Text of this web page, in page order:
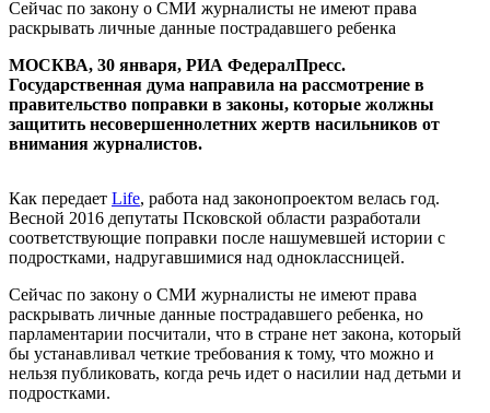
Сейчас по закону о СМИ журналисты не имеют права
раскрывать личные данные пострадавшего ребенка
МОСКВА, 30 января, РИА ФедералПресс.
Государственная дума направила на рассмотрение в
правительство поправки в законы, которые жолжны
защитить несовершеннолетних жертв насильников от
внимания журналистов.
Как передает Life, работа над законопроектом велась год.
Весной 2016 депутаты Псковской области разработали
соответствующие поправки после нашумевшей истории с
подростками, надругавшимися над одноклассницей.
Сейчас по закону о СМИ журналисты не имеют права
раскрывать личные данные пострадавшего ребенка, но
парламентарии посчитали, что в стране нет закона, который
бы устанавливал четкие требования к тому, что можно и
нельзя публиковать, когда речь идет о насилии над детьми и
подростками.